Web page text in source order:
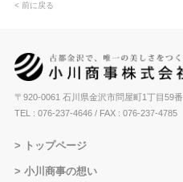
< 前に戻る
〒920-0061 石川県金沢市問屋町1丁目59
TEL : 076-237-4646/ FAX : 076-237-4785
トップページ
小川商事の想い